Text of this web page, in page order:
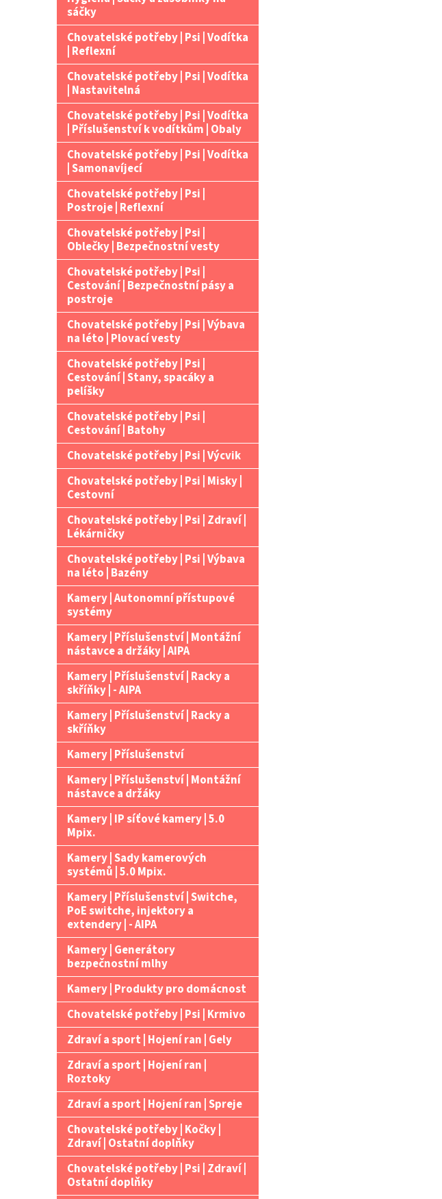
e
sáčky
Chovatelské potřeby | Psi | Vodítka
| Reflexní
Chovatelské potřeby | Psi | Vodítka
| Nastavitelná
Chovatelské potřeby | Psi | Vodítka
| Příslušenství k vodítkům | Obaly
Chovatelské potřeby | Psi | Vodítka
| Samonavíjecí
Chovatelské potřeby | Psi |
Postroje | Reflexní
Chovatelské potřeby | Psi |
Oblečky | Bezpečnostní vesty
Chovatelské potřeby | Psi |
Cestování | Bezpečnostní pásy a
postroje
Chovatelské potřeby | Psi | Výbava
na léto | Plovací vesty
Chovatelské potřeby | Psi |
Cestování | Stany, spacáky a
pelíšky
Chovatelské potřeby | Psi |
Cestování | Batohy
Chovatelské potřeby | Psi | Výcvik
Chovatelské potřeby | Psi | Misky |
Cestovní
Chovatelské potřeby | Psi | Zdraví |
Lékárničky
Chovatelské potřeby | Psi | Výbava
na léto | Bazény
Kamery | Autonomní přístupové
systémy
Kamery | Příslušenství | Montážní
nástavce a držáky | AIPA
Kamery | Příslušenství | Racky a
skříňky | - AIPA
Kamery | Příslušenství | Racky a
skříňky
Kamery | Příslušenství
Kamery | Příslušenství | Montážní
nástavce a držáky
Kamery | IP síťové kamery | 5.0
Mpix.
Kamery | Sady kamerových
systémů | 5.0 Mpix.
Kamery | Příslušenství | Switche,
PoE switche, injektory a
extendery | - AIPA
Kamery | Generátory
bezpečnostní mlhy
Kamery | Produkty pro domácnost
Chovatelské potřeby | Psi | Krmivo
Zdraví a sport | Hojení ran | Gely
Zdraví a sport | Hojení ran |
Roztoky
Zdraví a sport | Hojení ran | Spreje
Chovatelské potřeby | Kočky |
Zdraví | Ostatní doplňky
Chovatelské potřeby | Psi | Zdraví |
Ostatní doplňky